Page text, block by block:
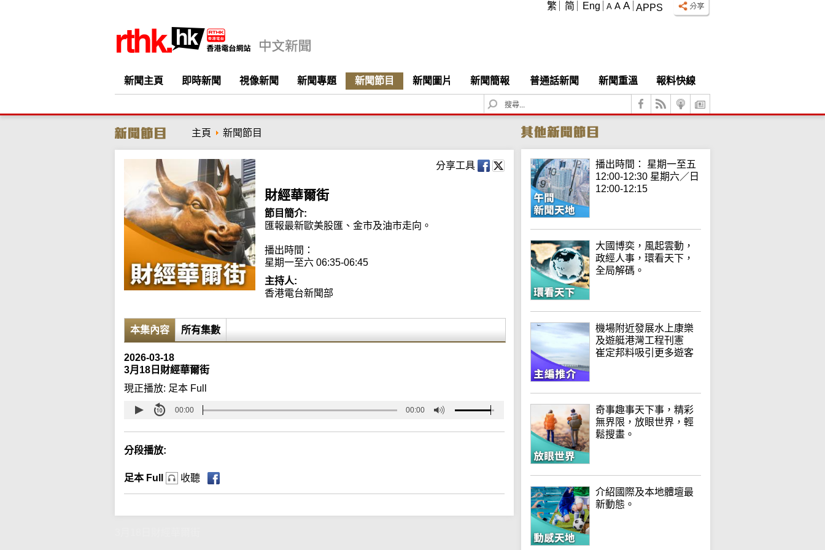
APPS
A A A
繁 简 Eng
新聞主頁 即時新聞 視像新聞 新聞專題 新聞節目 新聞圖片 新聞簡報 普通話新聞 新聞重溫
報料快線
S
e
c
h
主頁 新聞節目
分享工具
財經華爾街
節目簡介:
匯報最新歐美股匯、金市及油市走向。
播出時間：
星期一至六 06:35-06:45
主持人:
香港電台新聞部
本集內容 所有集數
2026-03-18
3月18日財經華爾街
現正播放: 足本 Full
00:00 00:00
分段播放:
足本 Full 收聽
播出時間： 星期一至五
12:00-12:30 星期六／日
12:00-12:15
大國博奕，風起雲動，
政經人事，環看天下，
全局解碼。
機場附近發展水上康樂
及遊艇港灣工程刊憲
崔定邦料吸引更多遊客
奇事趣事天下事，精彩
無界限，放眼世界，輕
鬆搜畫。
介紹國際及本地體壇最
新動態。